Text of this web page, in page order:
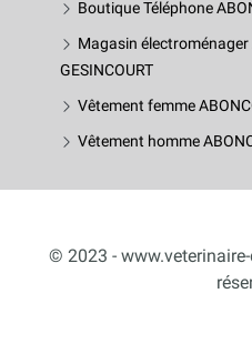
Boutique Téléphone
Magasin électroménager
GESINCOURT
Vêtement femme
Vêtement homme
© 2023 -